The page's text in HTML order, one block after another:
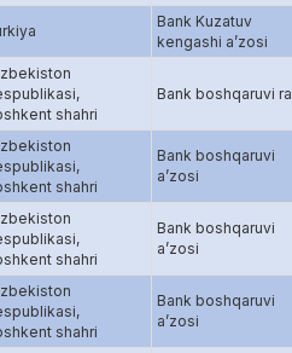
Bank Kuzatuv
kengashi a’zosi
shahri
Bank boshqaruvi
shahri
Bank boshqaruvi
a’zosi
shahri
Bank boshqaruvi
a’zosi
shahri
Bank boshqaruvi
a’zosi